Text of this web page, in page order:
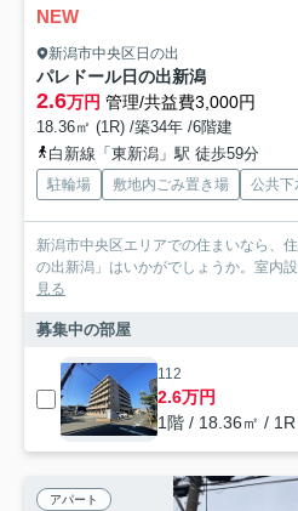
NEW
新潟市中央区日の出
パレドール日の出新潟
2.6万円 管理/共益費3,000円
18.36㎡ (1R) /築34年 /6階建
白新線「東新潟」駅 徒歩59分
駐輪場 敷地内ごみ置き場 公共下
新潟市中央区エリアでの住まいなら、
の出新潟」はいかがでしょうか。室内
見る
募集中の部屋
112
2.6万円
1階 / 18.36㎡ / 1R
アパート